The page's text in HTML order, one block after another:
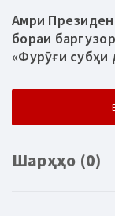
Амри
бораи
«Фурӯғи субҳи
Шарҳҳо (0)